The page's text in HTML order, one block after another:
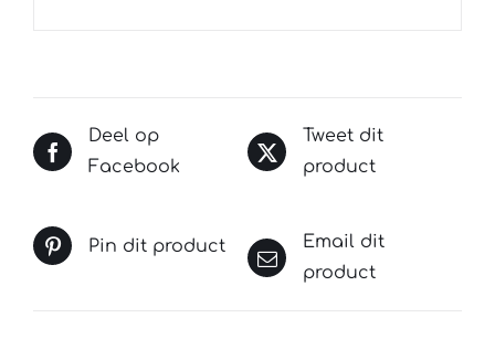
Deel op
Facebook
Tweet dit
product
Pin dit product
Email dit
product